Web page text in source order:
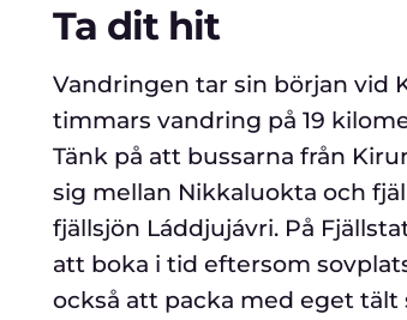
Ta dit hit
Vandringen tar sin början vid
timmars vandring på 19
Tänk på att bussarna från
sig mellan Nikkaluokta och
fjällsjön Láddjujávri. På
att boka i tid eftersom
också att packa med eget